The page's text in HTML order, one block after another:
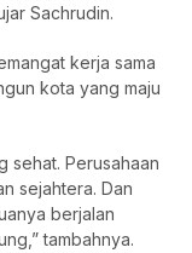
Sachrudin.
kerja sama
kota yang maju
sehat. Perusahaan
sejahtera. Dan
berjalan
tambahnya.